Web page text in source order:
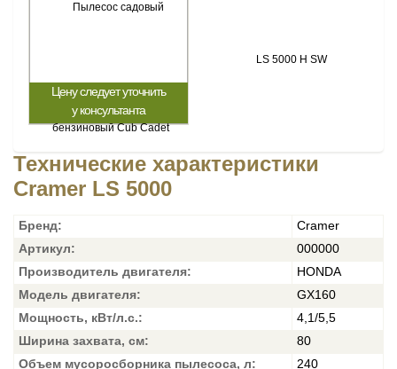
Цену следует уточнить
у консультанта
Технические характеристики
Cramer LS 5000
Бренд:
Cramer
Артикул:
000000
Производитель двигателя:
HONDA
Модель двигателя:
GX160
Мощность, кВт/л.с.:
4,1/5,5
Ширина захвата, см:
80
Объем мусоросборника пылесоса, л:
240